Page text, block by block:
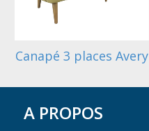
Canapé 3 places Avery
A PROPOS